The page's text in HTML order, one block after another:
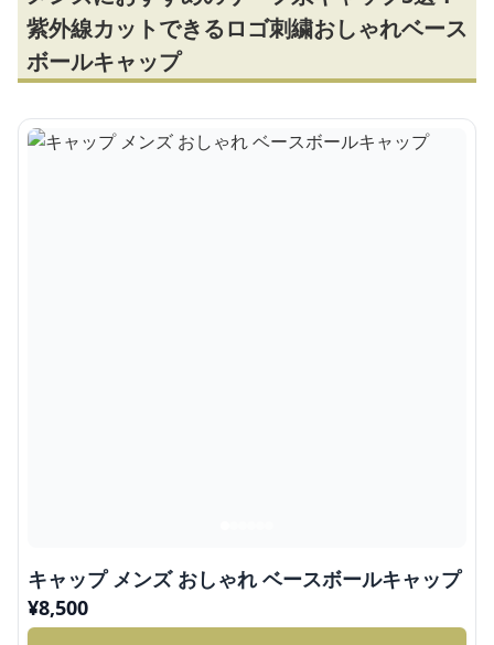
紫外線カットできるロゴ刺繍おしゃれベース
ボールキャップ
キャップ メンズ おしゃれ ベースボールキャップ
¥8,500